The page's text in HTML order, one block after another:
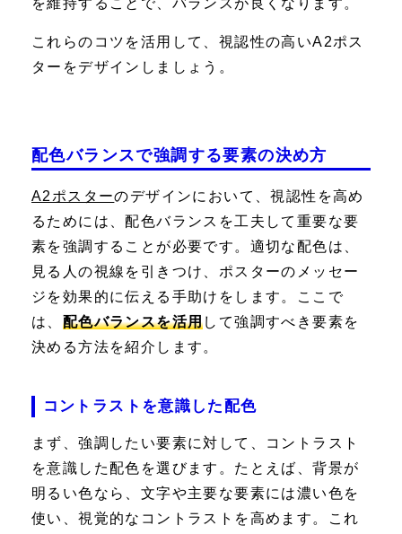
これらのコツを活用して、視認性の高いA2ポス
ターをデザインしましょう。
配色バランスで強調する要素の決め方
A2ポスターのデザインにおいて、視認性を高め
るためには、配色バランスを工夫して重要な要
素を強調することが必要です。適切な配色は、
見る人の視線を引きつけ、ポスターのメッセー
ジを効果的に伝える手助けをします。ここで
は、 配色バランスを活用して強調すべき要素を
決める方法を紹介します。
コントラストを意識した配色
まず、強調したい要素に対して、コントラスト
を意識した配色を選びます。たとえば、背景が
明るい色なら、文字や主要な要素には濃い色を
使い、視覚的なコントラストを高めます。これ